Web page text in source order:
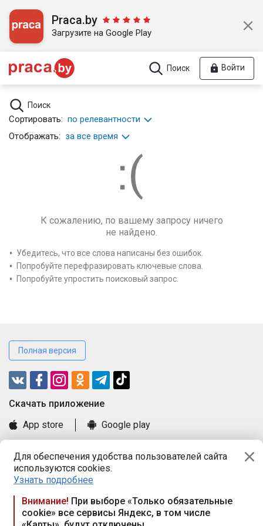
Для обеспечения удобства пользователей сайта
используются cookies.
Узнать подробнее
Внимание! При выборе «Только обязательные
cookie» все сервисы Яндекс, в том числе
Praca.by
Загрузите на Google Play
Поиск Войти
Поиск
Сортировать: по релевантности
Отображать: за все время
К сожалению, по вашему запросу ничего
не найдено.
Убедитесь, что все слова написаны без ошибок.
Попробуйте перефразировать ключевые слова.
Попробуйте упростить поисковый запрос.
Полная версия
Cкачать приложение
App store
Google play
Книга замечаний и предложений
Правила и документы
Praca.by © 2000—2026, ООО «ПРАЦА БАЙ»
Республика Беларусь, 220114, г. Минск, пр-т Независимости
117а, пом. № 9.